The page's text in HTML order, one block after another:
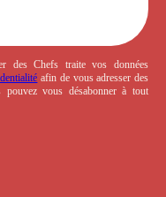
des Chefs traite vos données
afin de vous adresser des
pouvez vous désabonner à tout